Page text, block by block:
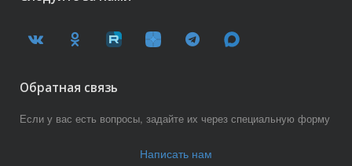
Обратная связь
Если у вас есть вопросы, задайте их через специальную форму
Написать нам